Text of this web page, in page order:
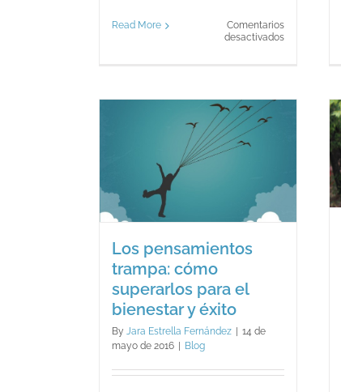
Read More
Comentarios
desactivadosen
verano
Los pensamientos
trampa: cómo
superarlos para el
bienestar y éxito
By Jara Estrella Fernández
14 de
mayo de 2016
Blog
Mindfulness para